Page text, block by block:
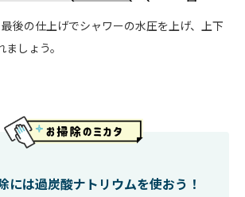
後の仕上げでシャワーの水圧を上げ、上下
しょう。
には過炭酸ナトリウムを使おう！